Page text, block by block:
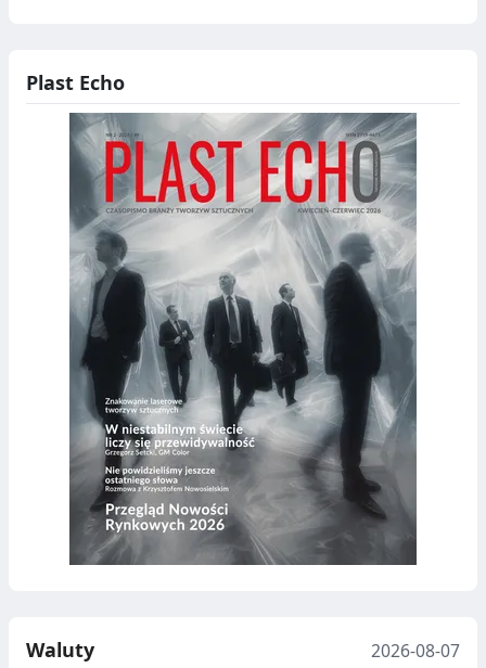
Plast Echo
Waluty 2026-08-07